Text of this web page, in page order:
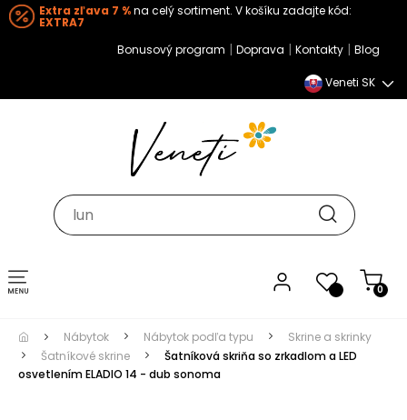
Extra zľava 7 %na celý sortiment. V košíku zadajte kód:
EXTRA7
Bonusový program | Doprava | Kontakty | Blog
Veneti SK
0
Toggle navigation
Nábytok Nábytok podľa typu
Skrine a skrinky
Šatníkové skrine
Šatníková skriňa so zrkadlom a LED
osvetlením ELADIO 14 - dub sonoma